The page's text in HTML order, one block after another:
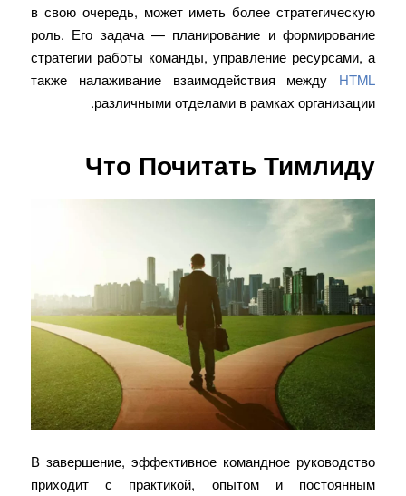
в свою очередь, может иметь более стратегическую
роль. Его задача — планирование и формирование
стратегии работы команды, управление ресурсами, а
также налаживание взаимодействия между HTML
различными отделами в рамках организации.
Что Почитать Тимлиду
В завершение, эффективное командное руководство
приходит с практикой, опытом и постоянным